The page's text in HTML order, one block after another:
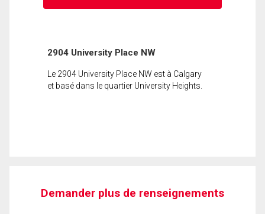
2904 University Place NW
Le 2904 University Place NW est à Calgary
et basé dans le quartier University Heights.
Demander plus de renseignements